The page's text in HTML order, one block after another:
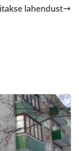
lahendust